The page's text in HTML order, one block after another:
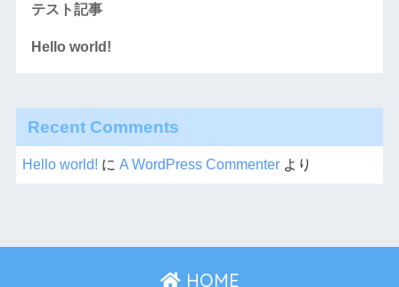
テスト記事
Hello world!
Recent Comments
Hello world! に A WordPress Commenterより
HOME